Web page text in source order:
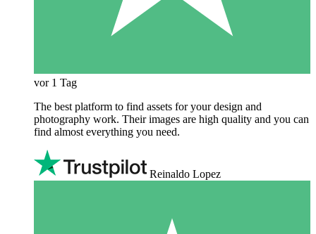
vor 1 Tag
The best platform to find assets for your design and
photography work. Their images are high quality and you can
find almost everything you need.
Reinaldo Lopez